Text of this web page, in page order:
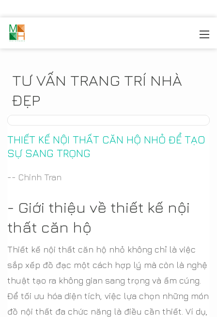
TƯ VẤN TRANG TRÍ NHÀ
ĐẸP
THIẾT KẾ NỘI THẤT CĂN HỘ NHỎ ĐỂ TẠO
SỰ SANG TRỌNG
-- Chinh Tran
- Giới thiệu về thiết kế nội
thất căn hộ
Thiết kế nội thất căn hộ nhỏ không chỉ là việc
sắp xếp đồ đạc một cách hợp lý mà còn là nghệ
thuật tạo ra không gian sang trọng và ấm cúng.
Để tối ưu hóa diện tích, việc lựa chọn những món
đồ nội thất đa chức năng là điều cần thiết. Ví dụ,